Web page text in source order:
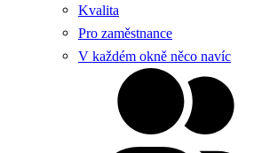
Kvalita
Pro zaměstnance
V každém okně něco navíc